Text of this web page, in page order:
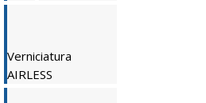
Verniciatura
AIRLESS